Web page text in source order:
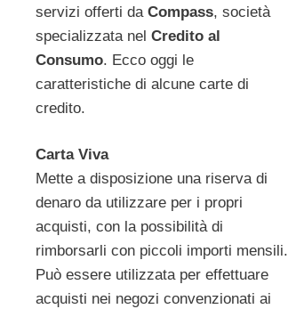
servizi offerti da Compass, società
specializzata nel Credito al
Consumo. Ecco oggi le
caratteristiche di alcune carte di
credito.
Carta Viva
Mette a disposizione una riserva di
denaro da utilizzare per i propri
acquisti, con la possibilità di
rimborsarli con piccoli importi mensili.
Può essere utilizzata per effettuare
acquisti nei negozi convenzionati ai